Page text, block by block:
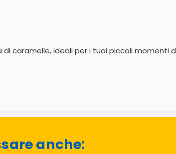
caramelle, ideali per i tuoi piccoli momenti
anche: